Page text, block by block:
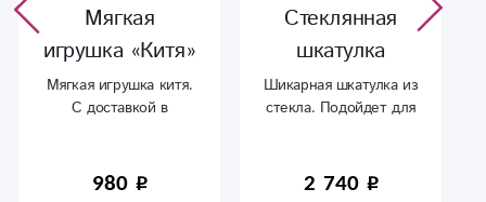
Мягкая
игрушка «Китя»
Мягкая игрушка китя.
С доставкой в
980
Стеклянная
шкатулка
Шикарная шкатулка из
стекла. Подойдет для
2 740